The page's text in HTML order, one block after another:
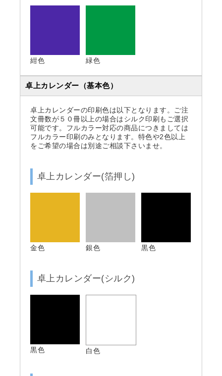
紺色 緑色
卓上カレンダー（基本色）
卓上カレンダーの印刷色は以下となります。ご注
文冊数が５０冊以上の場合はシルク印刷もご選択
可能です。フルカラー対応の商品につきましては
フルカラー印刷のみとなります。特色や2色以上
をご希望の場合は別途ご相談下さいませ。
卓上カレンダー(箔押し)
金色 銀色 黒色
卓上カレンダー(シルク)
黒色 白色